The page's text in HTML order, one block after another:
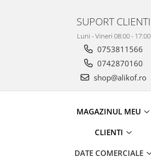
SUPORT CLIENTI
Luni - Vineri 08:00 - 17:00
0753811566
0742870160
shop@alikof.ro
MAGAZINUL MEU
CLIENTI
DATE COMERCIALE